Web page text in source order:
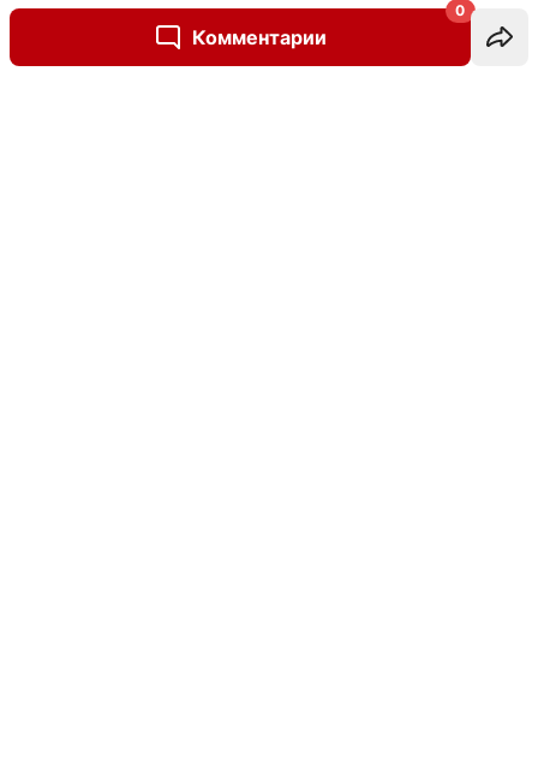
Комментарии
0